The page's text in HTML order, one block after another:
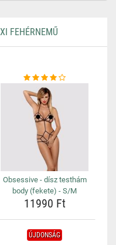
FEHÉRNEMŰ
Obsessive - dísz testhám
body (fekete) - S/M
11990 Ft
ÚJDONSÁG